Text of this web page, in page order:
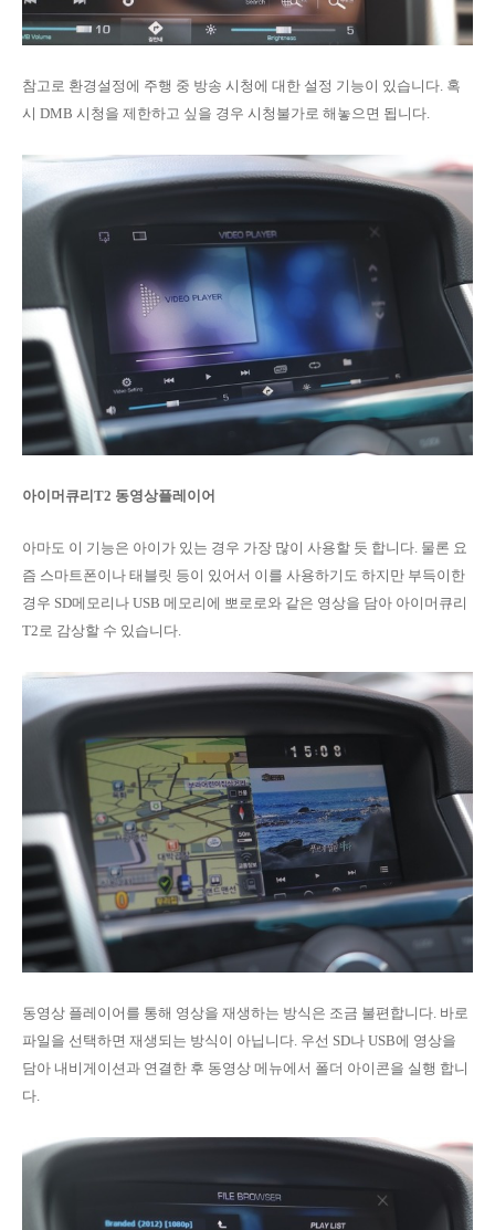
참고로 환경설정에 주행 중 방송 시청에 대한 설정 기능이 있습니다. 혹
시 DMB 시청을 제한하고 싶을 경우 시청불가로 해놓으면 됩니다.
아이머큐리T2 동영상플레이어
아마도 이 기능은 아이가 있는 경우 가장 많이 사용할 듯 합니다. 물론 요
즘 스마트폰이나 태블릿 등이 있어서 이를 사용하기도 하지만 부득이한
경우 SD메모리나 USB 메모리에 뽀로로와 같은 영상을 담아 아이머큐리
T2로 감상할 수 있습니다.
동영상 플레이어를 통해 영상을 재생하는 방식은 조금 불편합니다. 바로
파일을 선택하면 재생되는 방식이 아닙니다. 우선 SD나 USB에 영상을
담아 내비게이션과 연결한 후 동영상 메뉴에서 폴더 아이콘을 실행 합니
다.